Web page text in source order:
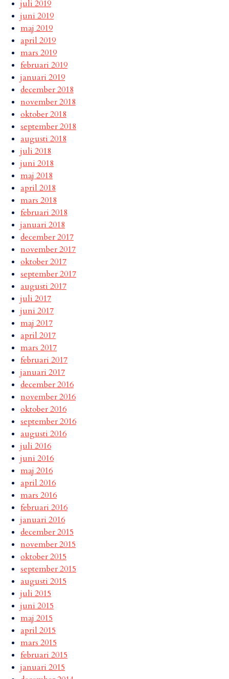
juli 2019
juni 2019
maj 2019
april 2019
mars 2019
februari 2019
januari 2019
december 2018
november 2018
oktober 2018
september 2018
augusti 2018
juli 2018
juni 2018
maj 2018
april 2018
mars 2018
februari 2018
januari 2018
december 2017
november 2017
oktober 2017
september 2017
augusti 2017
juli 2017
juni 2017
maj 2017
april 2017
mars 2017
februari 2017
januari 2017
december 2016
november 2016
oktober 2016
september 2016
augusti 2016
juli 2016
juni 2016
maj 2016
april 2016
mars 2016
februari 2016
januari 2016
december 2015
november 2015
oktober 2015
september 2015
augusti 2015
juli 2015
juni 2015
maj 2015
april 2015
mars 2015
februari 2015
januari 2015